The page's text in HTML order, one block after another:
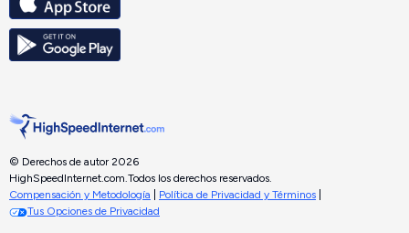
© Derechos de autor 2026
HighSpeedInternet.com. Todos los derechos reservados.
Compensación y Metodología
Política de Privacidad y Términos
Tus Opciones de Privacidad